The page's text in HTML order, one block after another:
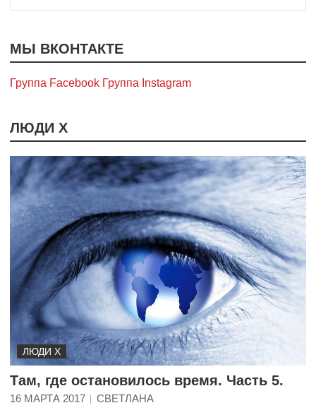
МЫ ВКОНТАКТЕ
Группа Facebook Группа Instagram
ЛЮДИ Х
ЛЮДИ Х
Там, где остановилось время. Часть 5.
16 МАРТА 2017
СВЕТЛАНА